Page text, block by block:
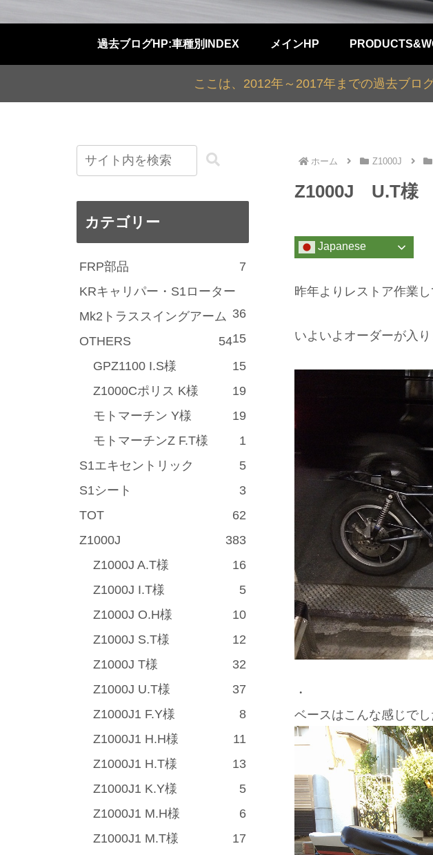
過去ブログHP:車種別INDEX メインHP
ここは、2012年～2017年までの過去ブロ
ホーム Z1000J
Z1000J U.T様
Japanese
昨年よりレストア作業
いよいよオーダーが入
・
ベースはこんな感じでし
カテゴリー
FRP部品
7
KRキャリパー・S1ローター
36
Mk2トラススイングアーム
15
OTHERS
54
GPZ1100 I.S様
15
Z1000Cポリス K様
19
モトマーチン Y様
19
モトマーチンZ F.T様
1
S1エキセントリック
5
S1シート
3
TOT
62
Z1000J
383
Z1000J A.T様
16
Z1000J I.T様
5
Z1000J O.H様
10
Z1000J S.T様
12
Z1000J T様
32
Z1000J U.T様
37
Z1000J1 F.Y様
8
Z1000J1 H.H様
11
Z1000J1 H.T様
13
Z1000J1 K.Y様
5
Z1000J1 M.H様
6
Z1000J1 M.T様
17